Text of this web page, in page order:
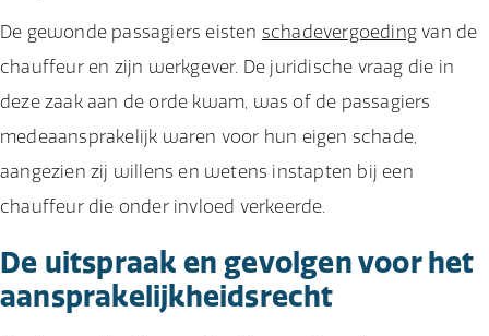
De gewonde passagiers eisten schadevergoeding van de
chauffeur en zijn werkgever. De juridische vraag die in
deze zaak aan de orde kwam, was of de passagiers
medeaansprakelijk waren voor hun eigen schade,
aangezien zij willens en wetens instapten bij een
chauffeur die onder invloed verkeerde.
De uitspraak en gevolgen voor het
aansprakelijkheidsrecht